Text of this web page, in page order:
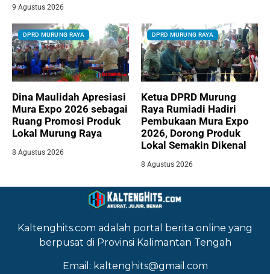
9 Agustus 2026
DPRD MURUNG RAYA
Dina Maulidah Apresiasi
Mura Expo 2026 sebagai
Ruang Promosi Produk
Lokal Murung Raya
8 Agustus 2026
DPRD MURUNG RAYA
Ketua DPRD Murung
Raya Rumiadi Hadiri
Pembukaan Mura Expo
2026, Dorong Produk
Lokal Semakin Dikenal
8 Agustus 2026
Kaltenghits.com adalah portal berita online yang
berpusat di Provinsi Kalimantan Tengah
Email: kaltenghits@gmail.com